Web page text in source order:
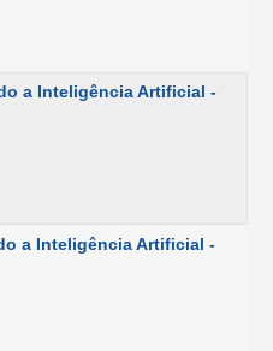
a Inteligência Artificial -
a Inteligência Artificial -